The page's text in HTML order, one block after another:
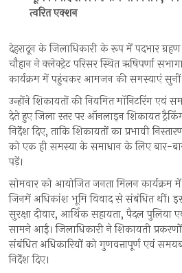
त्वरित एक्शन
देहरादून के जिलाधिकारी के रूप में पदभार
चौहान ने क्लेक्ट्रेट परिसर स्थित ऋषिपर्णा
कार्यक्रम में पहुंचकर आमजन की समस्याएं
उन्होंने शिकायतों की नियमित मॉनिटरिंग एवं
देते हुए जिला स्तर पर ऑनलाइन शिकायत
निर्देश दिए, ताकि शिकायतों का प्रभावी
को एक ही समस्या के समाधान के लिए बार-
पड़ें।
सोमवार को आयोजित जनता मिलन कार्यक्रम में
जिनमें अधिकांश भूमि विवाद से संबंधित थीं।
सुरक्षा दीवार, आर्थिक सहायता, पैदल पुलिया
सामने आईं। जिलाधिकारी ने शिकायती
संबंधित अधिकारियों को गुणवत्तापूर्ण एवं
निर्देश दिए।